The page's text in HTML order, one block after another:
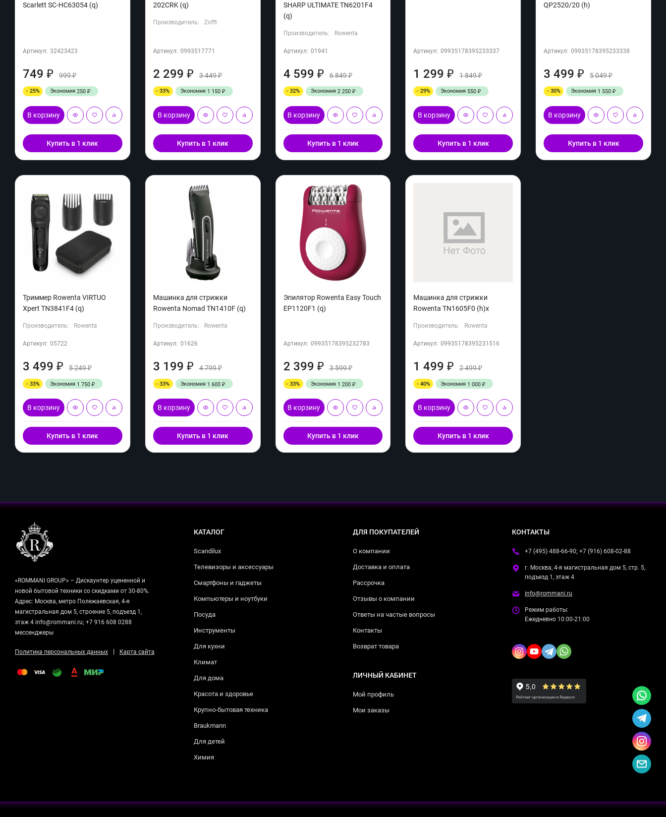
Scarlett SC-HC63054 (q)
Артикул: 32423423
749 ₽ 999₽
- 25% Экономия 250 ₽
В корзину
Купить в 1 клик
202CRK (q)
Производитель: Zofft
Артикул: 0993517771
2 299 ₽ 3 449₽
- 33% Экономия 1 150 ₽
В корзину
Купить в 1 клик
SHARP ULTIMATE TN6201F4
(q)
Производитель: Rowenta
Артикул: 01941
4 599 ₽ 6 849₽
- 32% Экономия 2 250 ₽
В корзину
Купить в 1 клик
Артикул: 09935178395233337
1 299₽ 1 849₽
- 29% Экономия 550₽
В корзину
Купить в 1 клик
QP2520/20 (h)
Артикул: 09935178395233338
3 499₽ 5 049₽
- 30% Экономия 1 550₽
В корзину
Купить в 1 клик
Триммер Rowenta VIRTUO
Xpert TN3841F4 (q)
Производитель: Rowenta
Артикул: 05722
3 499 ₽ 5 249₽
- 33% Экономия 1 750 ₽
В корзину
Купить в 1 клик
Машинка для стрижки
Rowenta Nomad TN1410F (q)
Производитель: Rowenta
Артикул: 01626
3 199 ₽ 4 799₽
- 33% Экономия 1 600 ₽
В корзину
Купить в 1 клик
Эпилятор Rowenta Easy Touch
EP1120F1 (q)
Артикул: 09935178395232783
2 399 ₽ 3 599₽
- 33% Экономия 1 200 ₽
В корзину
Купить в 1 клик
Машинка для стрижки
Rowenta TN1605F0 (h)x
Производитель: Rowenta
Артикул: 09935178395231516
1 499₽ 2 499₽
- 40% Экономия 1 000₽
В корзину
Купить в 1 клик
«ROMMANI GROUP» – Дискаунтер уцененной и
новой бытовой техники со скидками от 30-80%.
Адрес: Москва, метро Полежаевская, 4-я
магистральная дом 5, строение 5, подъезд 1,
этаж 4 info@rommani.ru; +7 916 608 0288
мессенджеры
Политика персональных данных | Карта сайта
КАТАЛОГ
Scandilux
Телевизоры и аксессуары
Смартфоны и гаджеты
Компьютеры и ноутбуки
Посуда
Инструменты
Для кухни
Климат
Для дома
Красота и здоровье
Крупно-бытовая техника
Braukmann
Для детей
Химия
ДЛЯ ПОКУПАТЕЛЕЙ
О компании
Доставка и оплата
Рассрочка
Отзывы о компании
Ответы на частые вопросы
Контакты
Возврат товара
ЛИЧНЫЙ КАБИНЕТ
Мой профиль
Мои заказы
КОНТАКТЫ
+7 (495) 488-66-90; +7 (916) 608-02-88
г. Москва, 4-я магистральная дом 5, стр. 5,
подъезд 1, этаж 4
info@rommani.ru
Режим работы:
Ежедневно 10:00-21:00